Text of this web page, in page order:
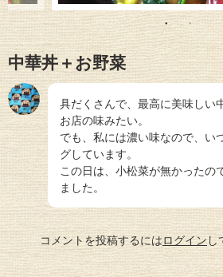
中華丼＋お野菜
具だくさんで、最高に美味しい
お店の味みたい。
でも、私には濃い味なので、い
グしています。
この日は、小松菜が無かったの
ました。
コメントを投稿するにはログインし